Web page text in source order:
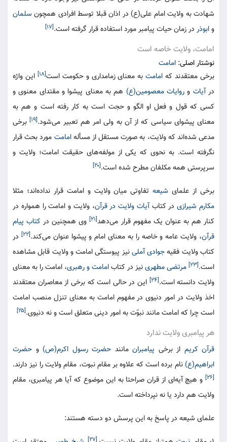
شهادت به ولایت امام علی(ع) در اذان قبلا توسط افرادی همچون سلمان
وابوذر در زمان حیات پیامبر مورد استفاده قرار گرفته است.[۱۷]
امامت، ولایت خاصه است
نوشتار اصلی: امامت
برخی معتقدند که امامتبه معنای زمامداری و حکومت است[۱۸]
این واژه
درآیات و روایات معصومین(ع) هم به معنای پیشوا و مقتدای معنوی و
کسی که قول و فعل او الگو و حجت است به کار رفته است و هم به
معنای پیشوای سیاسی که از آن به ولی امر هم تعبیر می‌شود.[۱۹]
برخی
مدعی شده‌اند که ولایت، به صورت مستقل از مسألهامامت مورد بحث قرار
نگرفته است. به نحوی که یکی از مولفه‌های حقیقت امامت؛ ولایت و
سرپرستی همه مکلفان‌ مطرح شده است.[۲۰]
برخی از علمای شیعهتفاوتی میان ولایت و امامت قرار نداده‌اند؛ مثلا
مکارم شیرازیدر کتابآیات ولایت در قرآن، ولایت و امامت را همواره در
کنار هم به عنوان یک مفهوم قرار می‌دهد[۲۱] وی همچنین در کتاب پیام
قرآن، ولایت عامه و خاصه را به معنای امام و پیشوا عنوان می‌کند.[۲۲]
در
کتاب ولایت فقیهجوادی آملینیز پیوستگی امامت و ولایت قابل مشاهده
است.[۲۳] مرتضی مطهرینیز در کتابامامت و رهبری، امامت را به معنای
ولایت دانسته است.[۲۴]
این در حالی است که برخی از معاصران معتقدند
اخذ ولایت در امور دنیوی در مفهوم امامت به معنای تنزل منصب امامت
است چرا که امامت مانند نبوّت به امور دینی متعلق است و نه دنیوی.[۲۵]
هر پیامبری ولایت ندارد
قرآن کریم از برخی پیامبران مانند حضرت رسول اکرم(ص) و حضرت
ابراهیم(ع) نام برده است که علاوه بر مقام نبوت، مقام ولایت را نیز دارند.
[۲۶]
و هیچ آیه‌ای از قران صراحتا به این موضوع که آیا هر پیامبری، مقام
ولایت هم دارد یا نه نپرداخته است.
علمای شیعه در پاسخ به این پرسش دو دسته هستند:
[۲۷]